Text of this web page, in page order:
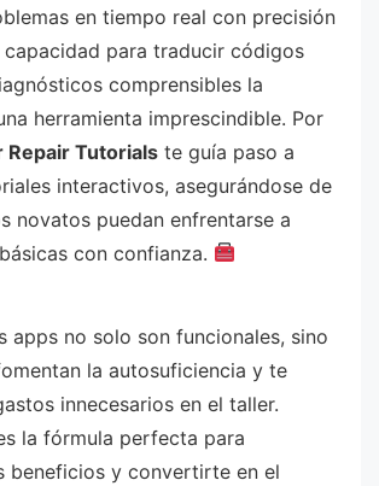
en tiempo real con precisión
capacidad para traducir códigos
comprensibles la
herramienta imprescindible. Por
Repair Tutorials te guía paso a
interactivos, asegurándose de
novatos puedan enfrentarse a
con confianza.
apps no solo son funcionales, sino
la autosuficiencia y te
innecesarios en el taller.
la fórmula perfecta para
beneficios y convertirte en el